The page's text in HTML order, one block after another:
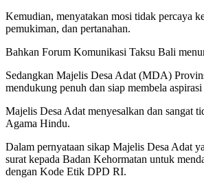
Kemudian, menyatakan mosi tidak percaya
pemukiman, dan pertanahan.
Bahkan Forum Komunikasi Taksu Bali
Sedangkan Majelis Desa Adat (MDA)
mendukung penuh dan siap membela
Majelis Desa Adat menyesalkan dan sangat
Agama Hindu.
Dalam pernyataan sikap Majelis Desa Adat
surat kepada Badan Kehormatan untuk
dengan Kode Etik DPD RI.